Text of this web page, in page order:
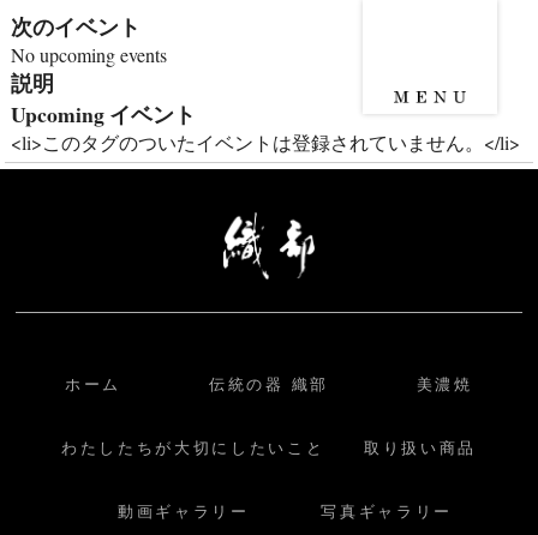
次のイベント
No upcoming events
説明
Upcoming イベント
<li>このタグのついたイベントは登録されていません。</li>
ホーム 伝統の器 織部 美濃焼
わたしたちが大切にしたいこと 取り扱い商品
動画ギャラリー 写真ギャラリー